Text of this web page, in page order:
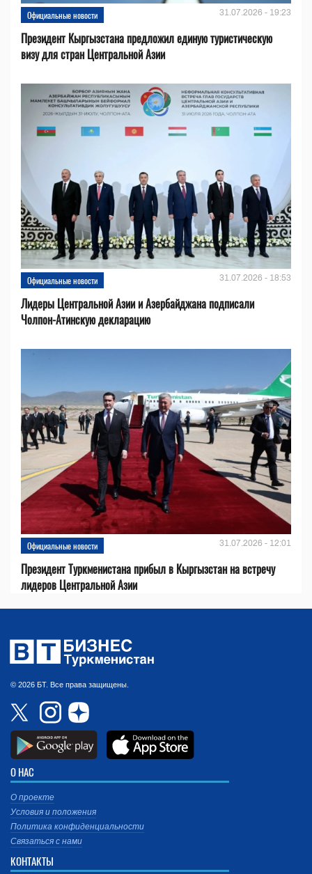
Официальные новости 31.07.2026 - 19:23
Президент Кыргызстана предложил единую туристическую
визу для стран Центральной Азии
Официальные новости 31.07.2026 - 18:53
Лидеры Центральной Азии и Азербайджана подписали
Чолпон-Атинскую декларацию
Официальные новости 31.07.2026 - 12:01
Президент Туркменистана прибыл в Кыргызстан на встречу
лидеров Центральной Азии
© 2026 БТ. Все права защищены.
О НАС
О проекте
Условия и положения
Политика конфиденциальности
Связаться с нами
КОНТАКТЫ